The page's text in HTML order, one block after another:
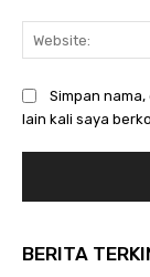
Simpan
lain kali saya
BERITA